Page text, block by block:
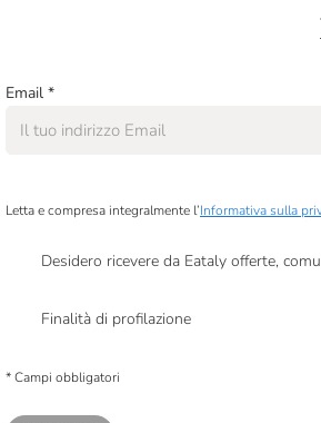
Email *
Letta e compresa integralmente l’Informativa sulla
Desidero ricevere da Eataly offerte,
Finalità di profilazione
* Campi obbligatori